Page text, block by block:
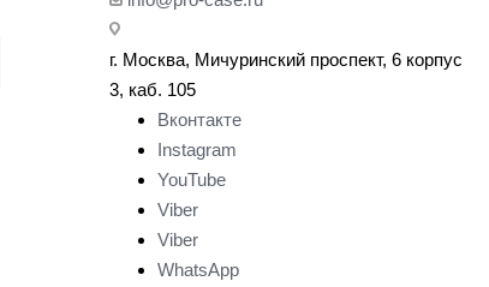
г. Москва, Мичуринский проспект, 6 корпус
3, каб. 105
Вконтакте
Instagram
YouTube
Viber
Viber
WhatsApp